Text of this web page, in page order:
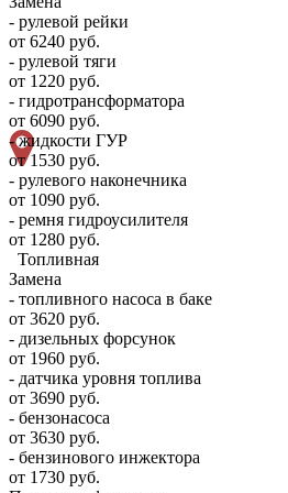
- рулевой рейки
от 6240 руб.
- рулевой тяги
от 1220 руб.
- гидротрансформатора
от 6090 руб.
- жидкости ГУР
от 1530 руб.
- рулевого наконечника
от 1090 руб.
- ремня гидроусилителя
от 1280 руб.
Топливная
Замена
- топливного насоса в баке
от 3620 руб.
- дизельных форсунок
от 1960 руб.
- датчика уровня топлива
от 3690 руб.
- бензонасоса
от 3630 руб.
- бензинового инжектора
от 1730 руб.